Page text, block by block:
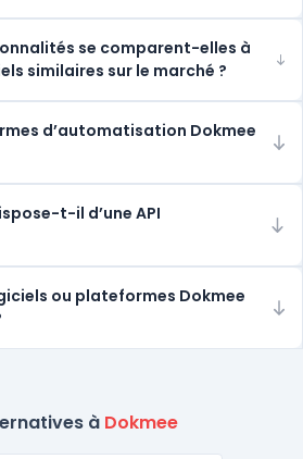
se comparent-elles à
similaires sur le marché ?
d’automatisation Dokmee
t-il d’une API
ou plateformes Dokmee
à Dokmee